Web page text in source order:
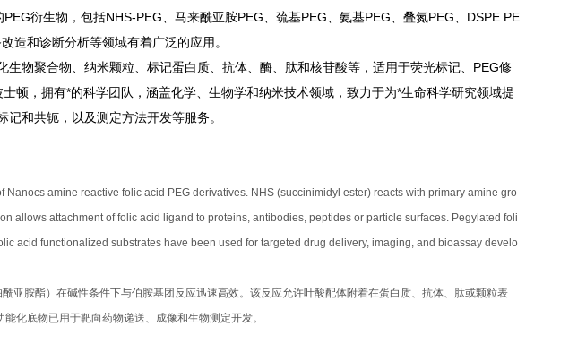
衍生物，包括NHS-PEG、马来酰亚胺PEG、巯基PEG、氨基PEG、叠氮PEG、DSPE PE
造和诊断分析等领域有着广泛的应用。
物聚合物、纳米颗粒、标记蛋白质、抗体、酶、肽和核苷酸等，适用于荧光标记、PEG修
顿，拥有*的科学团队，涵盖化学、生物学和纳米技术领域，致力于为*生命科学研究领域提
和共轭，以及测定方法开发等服务。
Nanocs amine reactive folic acid PEG derivatives. NHS (succinimidyl ester) reacts with primary amine gro
allows attachment of folic acid ligand to proteins, antibodies, peptides or particle surfaces. Pegylated foli
acid functionalized substrates have been used for targeted drug delivery, imaging, and bioassay develo
亚胺酯）在碱性条件下与伯胺基团反应迅速高效。该反应允许叶酸配体附着在蛋白质、抗体、肽或颗粒表
化底物已用于靶向药物递送、成像和生物测定开发。